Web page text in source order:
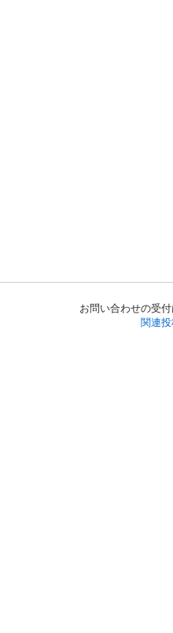
お問い合わせの受付
関連